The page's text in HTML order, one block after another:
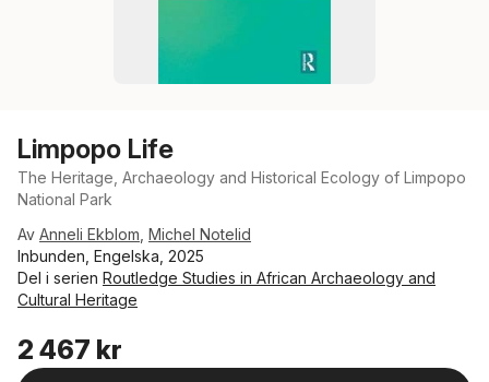
Limpopo Life
The Heritage, Archaeology and Historical Ecology of Limpopo
National Park
Av Anneli Ekblom Michel Notelid
Inbunden, Engelska, 2025
Del i serien Routledge Studies in African Archaeology and
Cultural Heritage
2 467 kr